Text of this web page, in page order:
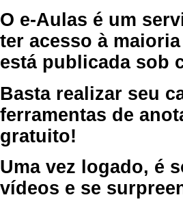
O e-Aulas é um
ter acesso à
está publicada sob
Basta realizar seu
ferramentas de
gratuito!
Uma vez logado, é
vídeos e se